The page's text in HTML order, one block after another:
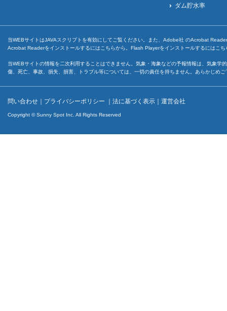
ダム貯水率
当WEBサイトはJAVAスクリプトを有効にしてご覧ください。また、Adobe社 のAcrobat
Acrobat Readerをインストールするには こちらから。Flash Playerをインストールするには こち
当WEBサイトの情報を二次利用することはできません。気象・海象などの予報情報は、気象
傷、死亡、事故、損失、損害、トラブル等については、一切の責任を持ちません。あらかじめ
問い合わせ ｜ プライバシーポリシー ｜ 法に基づく表示 ｜ 運営会社
Copyright © Sunny Spot Inc. All Rights Reserved